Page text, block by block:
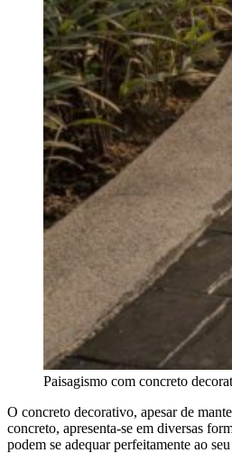
Paisagismo com concreto
O concreto decorativo, apesar de
concreto, apresenta-se em diversas
podem se adequar perfeitamente ao